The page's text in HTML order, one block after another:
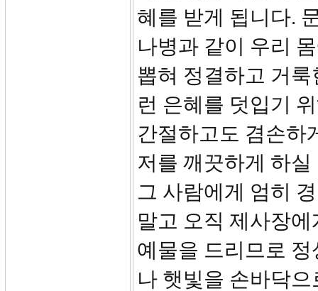
혜를 받게 됩니다.
나병과 같이 우리
뽑혀 정결하고 거
런 은혜를 덧입기
간절하고도 겸손하
저를 깨끗하게 하
그 사람에게 엄히
말고 오직 제사장
예물을 드리므로
나 햇빛을 손바닥